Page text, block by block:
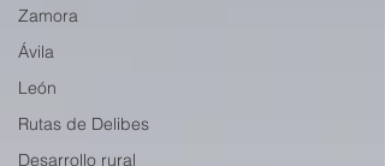
Zamora
Ávila
León
Rutas de Delibes
Desarrollo rural